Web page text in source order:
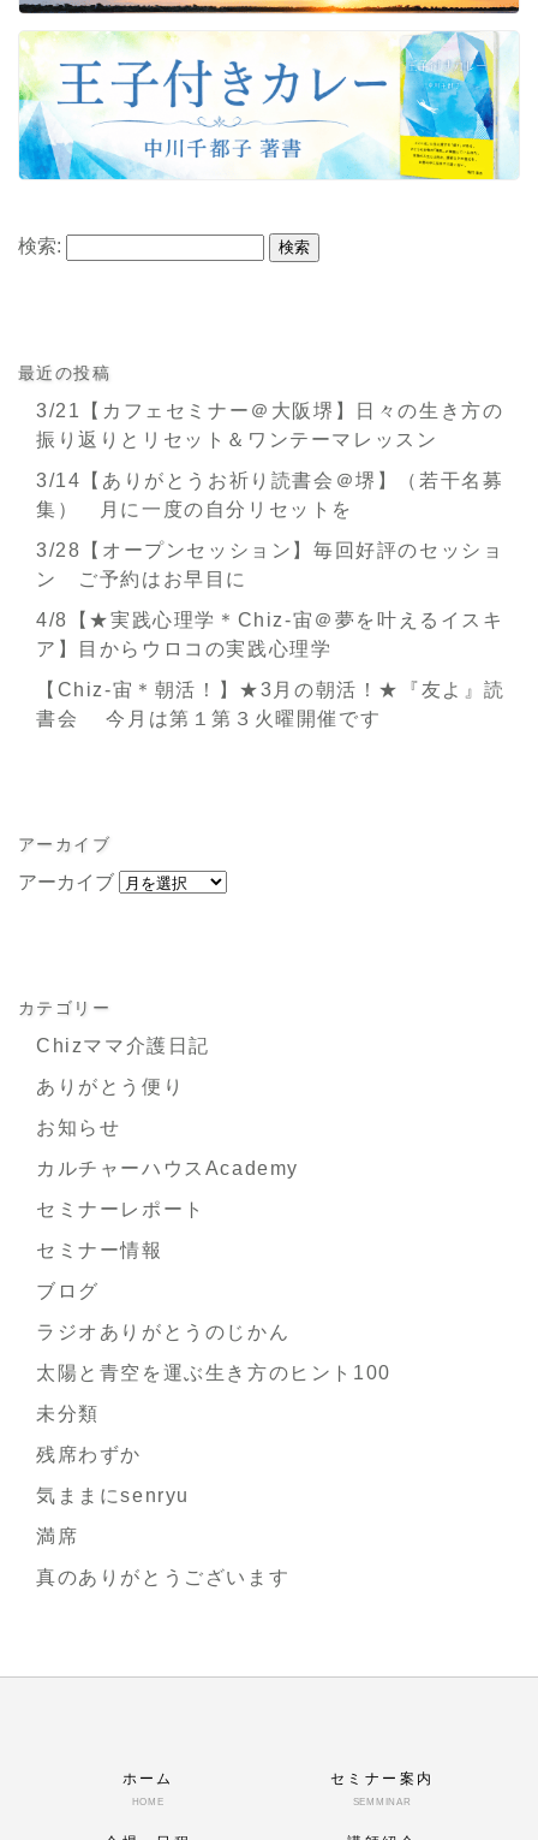
検索:
最近の投稿
3/21【カフェセミナー＠大阪堺】日々の生き方の
振り返りとリセット＆ワンテーマレッスン
3/14【ありがとうお祈り読書会＠堺】（若干名募
集） 月に一度の自分リセットを
3/28【オープンセッション】毎回好評のセッショ
ン ご予約はお早目に
4/8【★実践心理学＊Chiz-宙＠夢を叶えるイスキ
ア】目からウロコの実践心理学
【Chiz-宙＊朝活！】★3月の朝活！★『友よ』読
書会 今月は第１第３火曜開催です
アーカイブ
アーカイブ
カテゴリー
Chizママ介護日記
ありがとう便り
お知らせ
カルチャーハウスAcademy
セミナーレポート
セミナー情報
ブログ
ラジオありがとうのじかん
太陽と青空を運ぶ生き方のヒント100
未分類
残席わずか
気ままにsenryu
満席
真のありがとうございます
ホーム
HOME
セミナー案内
SEMMINAR